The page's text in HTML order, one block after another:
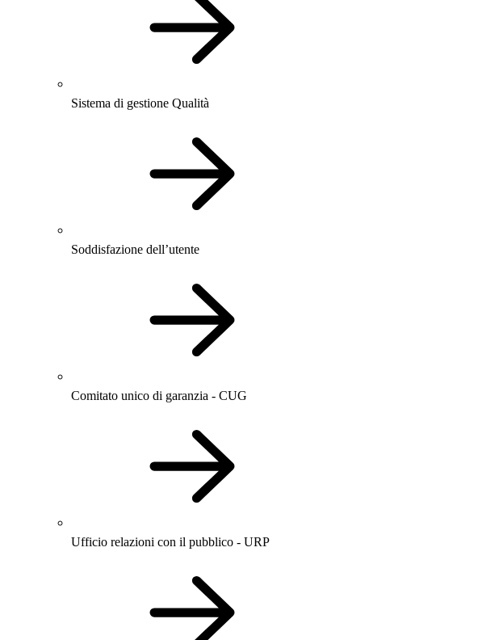
Sistema di gestione Qualità
Soddisfazione dell’utente
Comitato unico di garanzia - CUG
Ufficio relazioni con il pubblico - URP